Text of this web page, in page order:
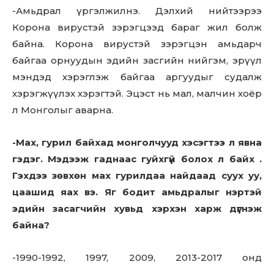
-Амьдрал үргэлжилнэ. Дэлхий нийтээрээ
Корона вирустэй зэрэгцээд бараг жил болж
байна. Корона вирустэй зэрэгцэн амьдарч
байгаа орнуудын эдийн засгийн нийгэм, эрүүл
мэндэд хэрэглэж байгаа аргуудыг судалж
хэрэгжүүлэх хэрэгтэй. Эцэст нь мал, малчин хоёр
л Монголыг аварна.
-Мах, гурил байхад монголчууд хэсэгтээ л явна
гэдэг. Мэдээж гаднаас гуйхгүй болох л байх .
Гэхдээ зөвхөн мах гурилдаа найдаад суух уу,
цаашид яах вэ. Яг бодит амьдралыг нэртэй
эдийн засагчийн хувьд хэрхэн харж дүгнэж
байна?
-1990-1992, 1997, 2009, 2013-2017 онд